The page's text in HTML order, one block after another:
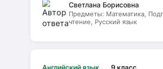
Светлана Борисовна
Предметы: Математика,
чтение, Русский язык
Английский язык 9 класс